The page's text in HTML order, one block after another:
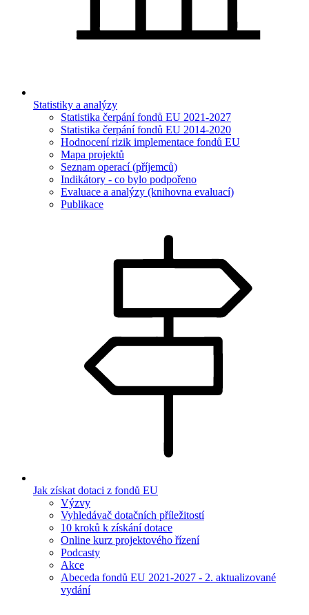
Statistiky a analýzy
Statistika čerpání fondů EU 2021-2027
Statistika čerpání fondů EU 2014-2020
Hodnocení rizik implementace fondů EU
Mapa projektů
Seznam operací (příjemců)
Indikátory - co bylo podpořeno
Evaluace a analýzy (knihovna evaluací)
Publikace
Jak získat dotaci z fondů EU
Výzvy
Vyhledávač dotačních příležitostí
10 kroků k získání dotace
Online kurz projektového řízení
Podcasty
Akce
Abeceda fondů EU 2021-2027 - 2. aktualizované
vydání